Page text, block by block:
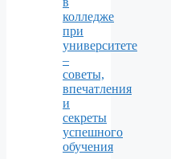
колледже
при
университете
–
советы,
впечатления
и
секреты
успешного
обучения